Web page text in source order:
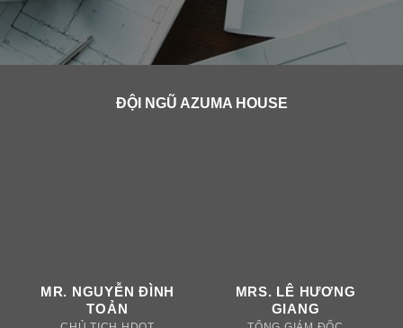
ĐỘI NGŨ AZUMA HOUSE
MR. NGUYỄN ĐÌNH
TOẢN
MRS. LÊ HƯƠNG
GIANG